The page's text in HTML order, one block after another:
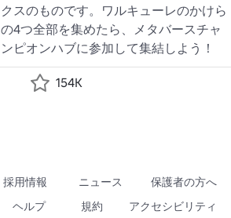
クスのものです。ワルキューレのかけら
の4つ全部を集めたら、メタバースチャ
ンピオンハブに参加して集結しよう！
154K
採用情報 ニュース
保護者の方へ
ヘルプ 規約 アクセシビリティ